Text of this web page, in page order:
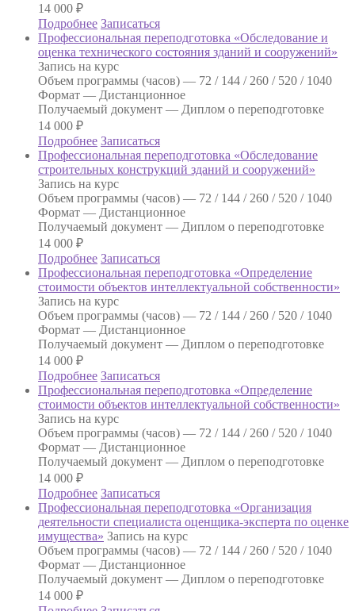
14 000 ₽
Подробнее Записаться
Профессиональная переподготовка «Обследование и
оценка технического состояния зданий и сооружений»
Запись на курс
Объем программы (часов) — 72 / 144 / 260 / 520 / 1040
Формат — Дистанционное
Получаемый документ — Диплом о переподготовке
14 000 ₽
Подробнее Записаться
Профессиональная переподготовка «Обследование
строительных конструкций зданий и сооружений»
Запись на курс
Объем программы (часов) — 72 / 144 / 260 / 520 / 1040
Формат — Дистанционное
Получаемый документ — Диплом о переподготовке
14 000 ₽
Подробнее Записаться
Профессиональная переподготовка «Определение
стоимости объектов интеллектуальной собственности»
Запись на курс
Объем программы (часов) — 72 / 144 / 260 / 520 / 1040
Формат — Дистанционное
Получаемый документ — Диплом о переподготовке
14 000 ₽
Подробнее Записаться
Профессиональная переподготовка «Определение
стоимости объектов интеллектуальной собственности»
Запись на курс
Объем программы (часов) — 72 / 144 / 260 / 520 / 1040
Формат — Дистанционное
Получаемый документ — Диплом о переподготовке
14 000 ₽
Подробнее Записаться
Профессиональная переподготовка «Организация
деятельности специалиста оценщика-эксперта по оценке
имущества» Запись на курс
Объем программы (часов) — 72 / 144 / 260 / 520 / 1040
Формат — Дистанционное
Получаемый документ — Диплом о переподготовке
14 000 ₽